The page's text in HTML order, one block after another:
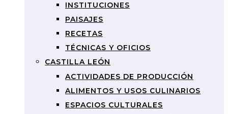
INSTITUCIONES
PAISAJES
RECETAS
TÉCNICAS Y OFICIOS
CASTILLA LEÓN
ACTIVIDADES DE PRODUCCIÓN
ALIMENTOS Y USOS CULINARIOS
ESPACIOS CULTURALES